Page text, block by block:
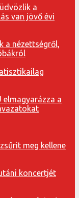
a
van jövő évi
a nézettségről,
elmagyarázza a
meg kellene
koncertjét